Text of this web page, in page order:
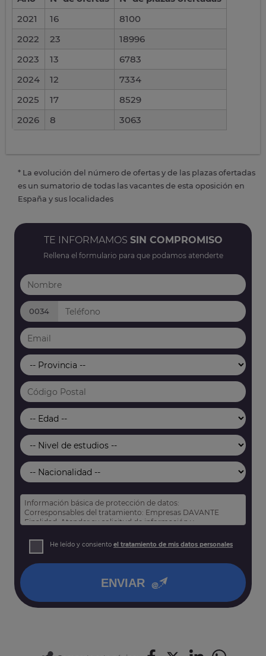
2021
16
8100
2022
23
18996
2023
13
6783
2024
12
7334
2025
17
8529
2026
8 3063
* La evolución del número de ofertas y de las plazas ofertadas
es un sumatorio de todas las vacantes de esta oposición en
España y sus localidades
TE INFORMAMOS SIN COMPROMISO
Rellena el formulario para que podamos atenderte
0034
Información básica de protección de datos:
Corresponsables del tratamiento: Empresas DAVANTE
Finalidad: Atender su solicitud de información y
Derechos: Puede acceder, rectificar y suprimir sus datos,
así como otros derechos tal y como se explica en nuestra
He leído y consiento el tratamiento de mis datos personales
ENVIAR